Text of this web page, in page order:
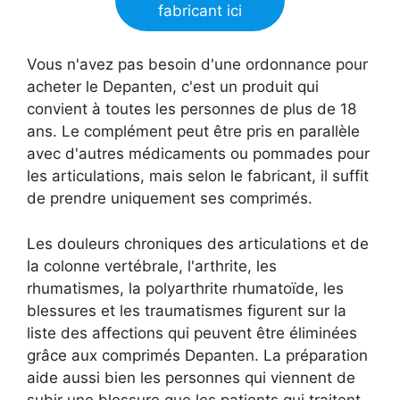
fabricant ici
Vous n'avez pas besoin d'une ordonnance pour
acheter le Depanten, c'est un produit qui
convient à toutes les personnes de plus de 18
ans. Le complément peut être pris en parallèle
avec d'autres médicaments ou pommades pour
les articulations, mais selon le fabricant, il suffit
de prendre uniquement ses comprimés.
Les douleurs chroniques des articulations et de
la colonne vertébrale, l'arthrite, les
rhumatismes, la polyarthrite rhumatoïde, les
blessures et les traumatismes figurent sur la
liste des affections qui peuvent être éliminées
grâce aux comprimés Depanten. La préparation
aide aussi bien les personnes qui viennent de